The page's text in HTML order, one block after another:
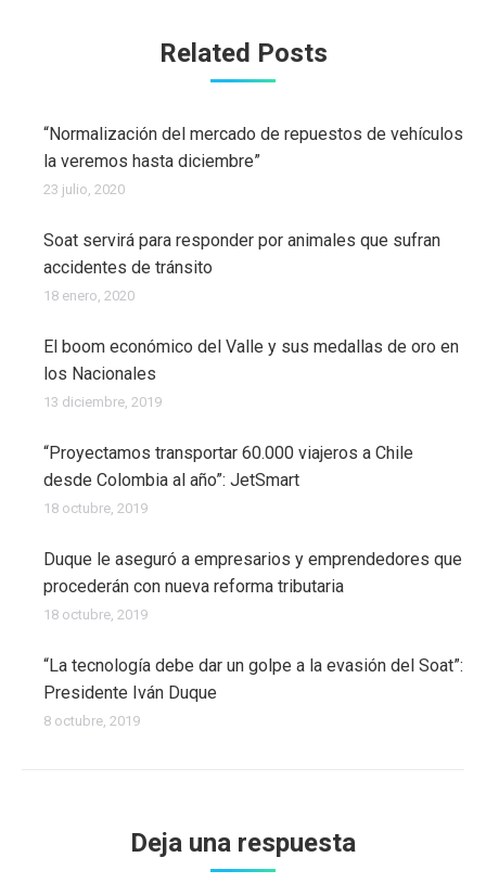
Related Posts
“Normalización del mercado de repuestos de vehículos
la veremos hasta diciembre”
23 julio, 2020
Soat servirá para responder por animales que sufran
accidentes de tránsito
18 enero, 2020
El boom económico del Valle y sus medallas de oro en
los Nacionales
13 diciembre, 2019
“Proyectamos transportar 60.000 viajeros a Chile
desde Colombia al año”: JetSmart
18 octubre, 2019
Duque le aseguró a empresarios y emprendedores que
procederán con nueva reforma tributaria
18 octubre, 2019
“La tecnología debe dar un golpe a la evasión del Soat”:
Presidente Iván Duque
8 octubre, 2019
Deja una respuesta